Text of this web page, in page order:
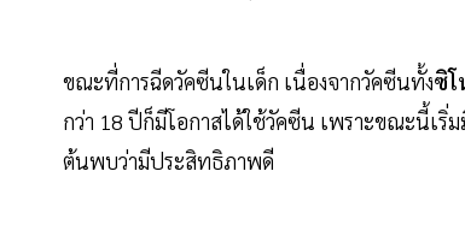
ขณะที่การฉีดวัคซีนในเด็ก เนื่องจากวัคซีนทั้งซิโ
กว่า 18 ปีก็มีโอกาสได้ใช้วัคซีน เพราะขณะนี้เริ่
ต้นพบว่ามีประสิทธิภาพดี